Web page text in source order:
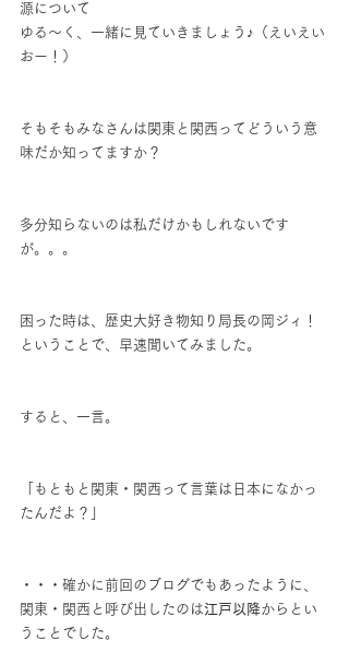
源について
ゆる～く、一緒に見ていきましょう♪（えいえい
おー！）
そもそもみなさんは関東と関西ってどういう意
味だか知ってますか？
多分知らないのは私だけかもしれないです
が。。。
困った時は、歴史大好き物知り局長の岡ジィ！
ということで、早速聞いてみました。
すると、一言。
「もともと関東・関西って言葉は日本になかっ
たんだよ？」
・・・確かに前回のブログでもあったように、
関東・関西と呼び出したのは江戸以降からとい
うことでした。